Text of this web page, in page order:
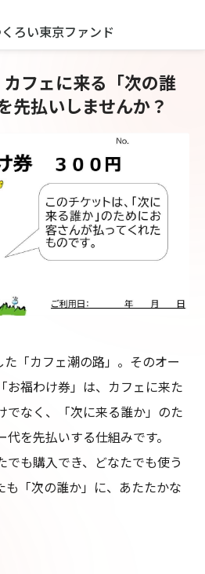
ろい東京ファンド
カフェに来る「次の誰
先払いしませんか？
「カフェ潮の路」。そのオー
お福わけ券」は、カフェに来た
でなく、「次に来る誰か」のた
を先払いする仕組みです。
でも購入でき、どなたでも使う
も「次の誰か」に、あたたかな